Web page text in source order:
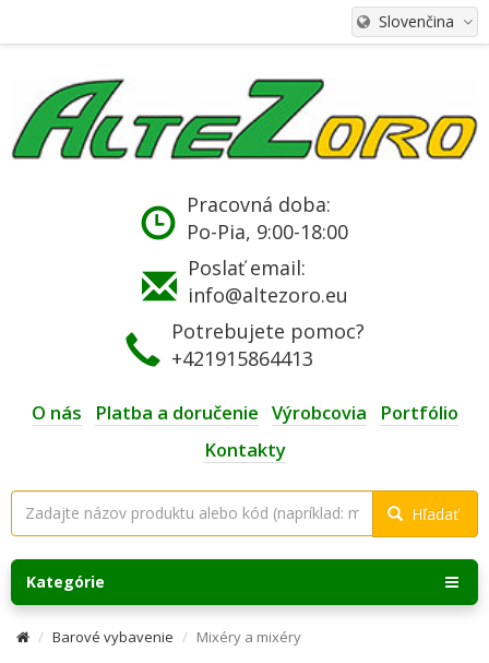
Slovenčina
Pracovná doba:
Po-Pia, 9:00-18:00
Poslať email:
info@altezoro.eu
Potrebujete pomoc?
+421915864413
O nás Platba a doručenie Výrobcovia
Portfólio
Kontakty
Hľadať
Kategórie
Barové vybavenie Mixéry a mixéry